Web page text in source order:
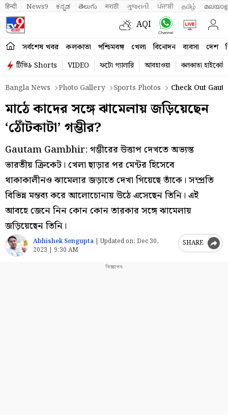
हिन्दी News9 ಕನ್ನಡ తెలుగు मराठी ગુજરાતી ਪੰਜਾਬੀ தமிழ்
AQI
সর্বশেষ খবর কলকাতা পশ্চিমবঙ্গ খেলা বিনোদন ব্যবসা দেশ
টিভি৯ Shorts VIDEO ফটো গ্যালারি আবহাওয়া
কলকাতা হাইকোর্ট
Bangla News
Photo Gallery Sports Photos Check Out
মাঠে কাদের সঙ্গে ঝামেলায় জড়িয়েছেন
‘ঠোঁটকাটা’ গম্ভীর?
Gautam Gambhir: গম্ভীরের উত্তাপ দেখতে অভ্যস্ত
ভারতীয় ক্রিকেট। খেলা ছাড়ার পর মেন্টর হিসেবে
থাকাকালীনও ঝামেলার জড়াতে দেখা গিয়েছে তাঁকে। সম্প্রতি
বিভিন্ন মন্তব্য করে আলোচোনায় উঠে এসেছেন তিনি। এই
আবহে জেনে নিন কোন কোন তারকার সঙ্গে ঝামেলায়
জড়িয়েছেন তিনি।
Abhishek Sengupta |Updated on: Dec 30,
2023 | 9:30 AM
SHARE